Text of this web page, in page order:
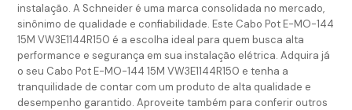
instalação. A Schneider é uma marca consolidada no mercado,
sinônimo de qualidade e confiabilidade. Este Cabo Pot E-MO-144
15M VW3E1144R150 é a escolha ideal para quem busca alta
performance e segurança em sua instalação elétrica. Adquira já
o seu Cabo Pot E-MO-144 15M VW3E1144R150 e tenha a
tranquilidade de contar com um produto de alta qualidade e
desempenho garantido. Aproveite também para conferir outros